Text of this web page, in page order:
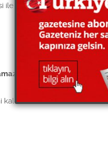
yahut Müslüman, adil bir
bozulur mu?
birbirine vurmak